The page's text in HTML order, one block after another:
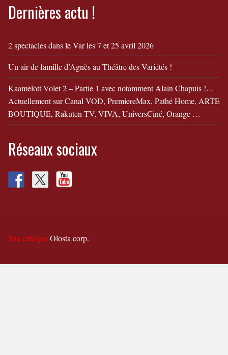
Dernières actu !
2 spectacles dans le Var les 7 et 25 avril 2026
Un air de famille d’Agnès au Théâtre des Variétés !
Kaamelott Volet 2 – Partie 1 avec notamment Alain Chapuis !…
Actuellement sur Canal VOD, PremiereMax, Pathé Home, ARTE
BOUTIQUE, Rakuten TV, VIVA, UniversCiné, Orange …
Réseaux sociaux
Site créé parOlosta corp.